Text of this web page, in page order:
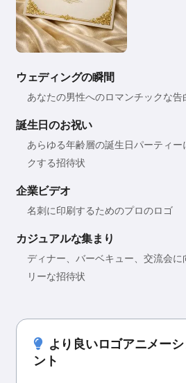
ウェディングの瞬間
あなたの男性へのロマンチックな告
誕生日のお祝い
あらゆる年齢層の誕生日パーティ
クする招待状
企業ビデオ
名刺に印刷するためのプロのロゴ
カジュアルな集まり
ディナー、バーベキュー、交流会に
リーな招待状
より良いロゴアニメー
ント